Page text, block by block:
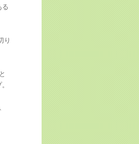
る
り